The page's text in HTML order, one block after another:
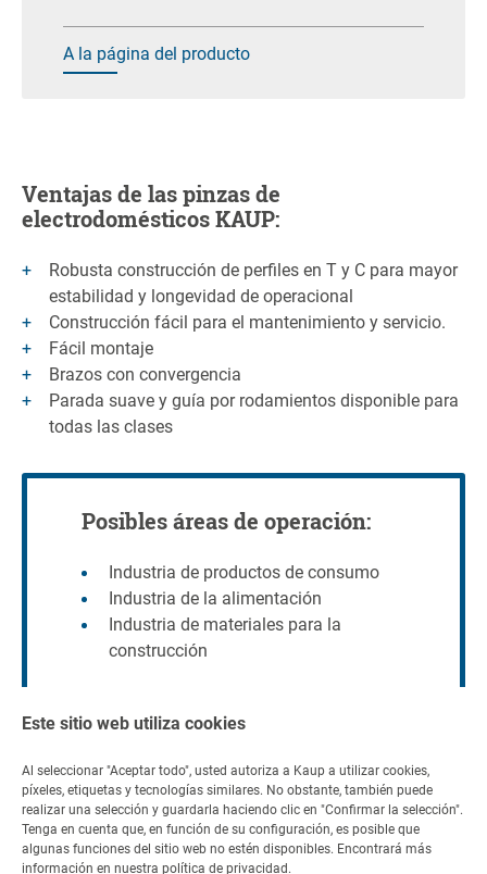
A la página del producto
Ventajas de las pinzas de
electrodomésticos KAUP:
Robusta construcción de perfiles en T y C para mayor
estabilidad y longevidad de operacional
Construcción fácil para el mantenimiento y servicio.
Fácil montaje
Brazos con convergencia
Parada suave y guía por rodamientos disponible para
todas las clases
Posibles áreas de operación:
Industria de productos de consumo
Industria de la alimentación
Industria de materiales para la
construcción
Contacto
Contáctenos
Este sitio web utiliza cookies
Al seleccionar "Aceptar todo", usted autoriza a Kaup a utilizar cookies,
píxeles, etiquetas y tecnologías similares. No obstante, también puede
realizar una selección y guardarla haciendo clic en "Confirmar la selección".
Tenga en cuenta que, en función de su configuración, es posible que
algunas funciones del sitio web no estén disponibles. Encontrará más
información en nuestra política de privacidad .